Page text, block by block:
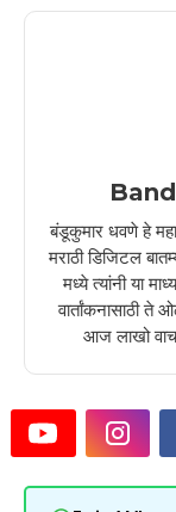
बंडूकुमार धवणे हे
मराठी डिजिटल
मध्ये त्यांनी या
वार्तांकनासाठी ते
आज लाखो